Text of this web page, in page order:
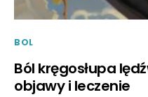
BOL
Ból kręgosłupa
objawy i leczenie